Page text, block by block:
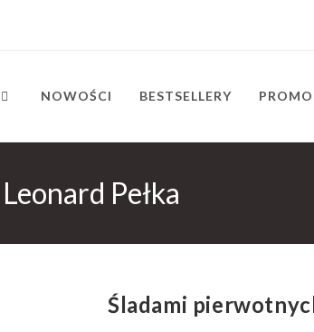
NOWOŚCI BESTSELLERY
Pełka
Śladami